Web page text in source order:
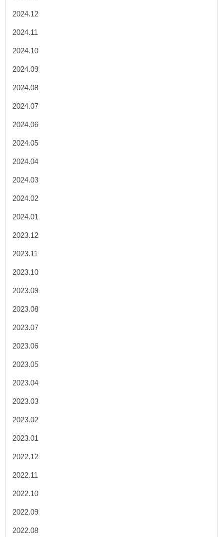
2024.12
2024.11
2024.10
2024.09
2024.08
2024.07
2024.06
2024.05
2024.04
2024.03
2024.02
2024.01
2023.12
2023.11
2023.10
2023.09
2023.08
2023.07
2023.06
2023.05
2023.04
2023.03
2023.02
2023.01
2022.12
2022.11
2022.10
2022.09
2022.08